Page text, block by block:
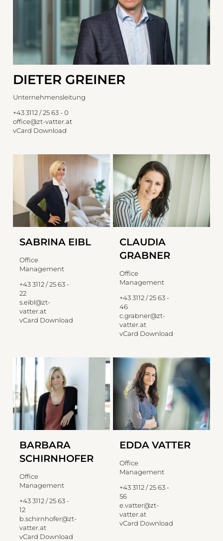
DIETER GREINER
Unternehmensleitung
+43 3112 / 25 63 - 0
office@zt-vatter.at
vCard Download
SABRINA EIBL
Office
Management
+43 3112 / 25 63 -
22
s.eibl@zt-
vatter.at
vCard Download
CLAUDIA
GRABNER
Office
Management
+43 3112 / 25 63 -
46
c.grabner@zt-
vatter.at
vCard Download
BARBARA
SCHIRNHOFER
Office
Management
+43 3112 / 25 63 -
12
b.schirnhofer@zt-
vatter.at
vCard Download
EDDA VATTER
Office
Management
+43 3112 / 25 63 -
56
e.vatter@zt-
vatter.at
vCard Download